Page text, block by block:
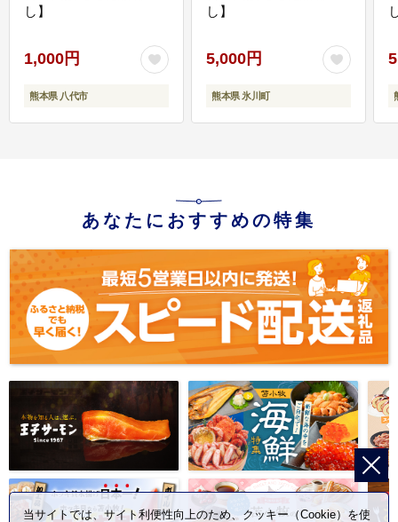
し】
1,000円
熊本県 八代市
し】
5,000円
熊本県 氷川町
あなたにおすすめの特集
当サイトでは、サイト利便性向上のため、クッキー（Cookie）を使